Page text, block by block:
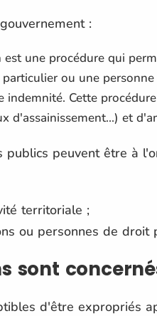
:
une procédure qui
ou une
indemnité. Cette
d'assainissement...) et
publics peuvent être à
territoriale ;
ou personnes de droit
sont
d'être expropriés